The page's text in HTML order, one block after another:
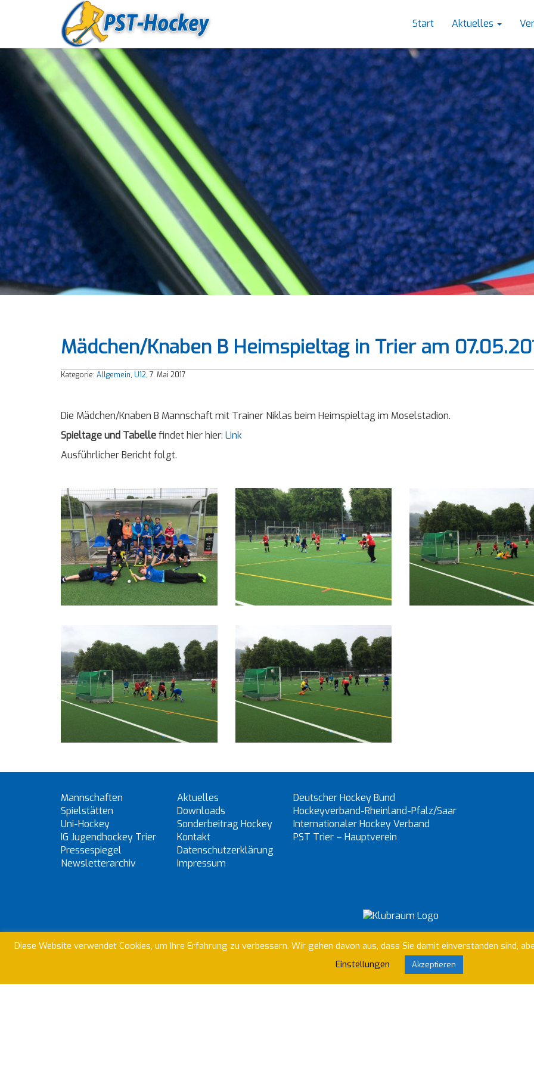
Start Aktuelles
Mädchen/Knaben B Heimspieltag in Trier am
Kategorie: Allgemein, U12, 7. Mai 2017
Die Mädchen/Knaben B Mannschaft mit Trainer Niklas beim Heimspieltag im Moselstadion.
Spieltage und Tabellefindet hier hier: Link
Ausführlicher Bericht folgt.
Mannschaften
Spielstätten
Uni-Hockey
IG Jugendhockey Trier
Pressespiegel
Newsletterarchiv
Aktuelles
Downloads
Sonderbeitrag Hockey
Kontakt
Datenschutzerklärung
Impressum
Deutscher Hockey Bund
Hockeyverband-Rheinland-Pfalz/Saar
Internationaler Hockey Verband
PST Trier – Hauptverein
Diese Website verwendet Cookies, um Ihre Erfahrung zu verbessern. Wir gehen davon aus, dass Sie damit einverstanden sind,
Einstellungen
Akzeptieren